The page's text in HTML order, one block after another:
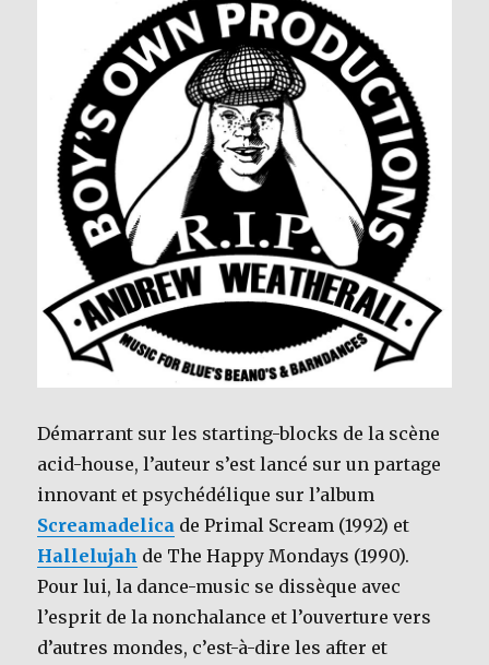
Démarrant sur les starting-blocks de la scène
acid-house, l’auteur s’est lancé sur un partage
innovant et psychédélique sur l’album
Screamadelica de Primal Scream (1992) et
Hallelujah de The Happy Mondays (1990).
Pour lui, la dance-music se dissèque avec
l’esprit de la nonchalance et l’ouverture vers
d’autres mondes, c’est-à-dire les after et